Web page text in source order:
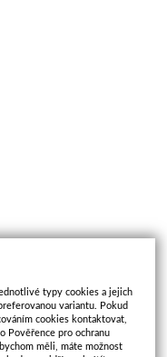
typy cookies a jejich
variantu. Pokud
cookies kontaktovat,
Pověřence pro ochranu
měli, máte možnost